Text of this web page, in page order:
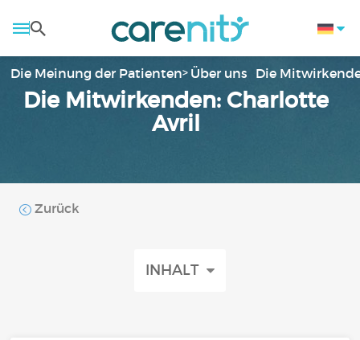
Die Meinung der Patienten Über uns Die
Die Mitwirkenden: Charlotte
Avril
Zurück
INHALT